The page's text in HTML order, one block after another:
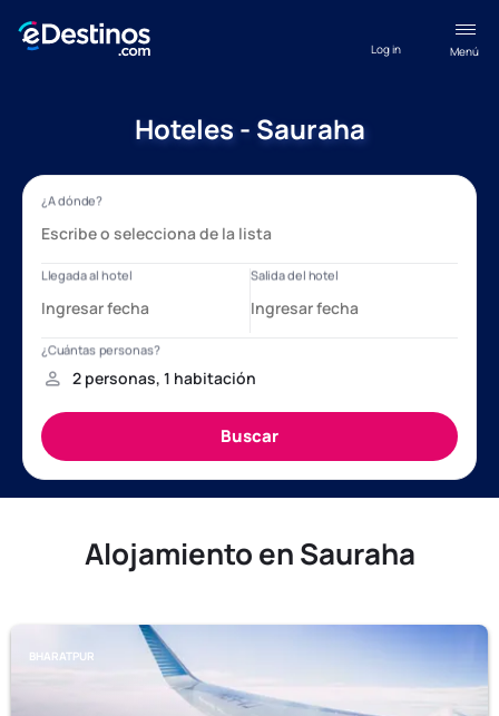
Menú
Log in
Hoteles - Sauraha
Alojamiento en Sauraha
BHARATPUR